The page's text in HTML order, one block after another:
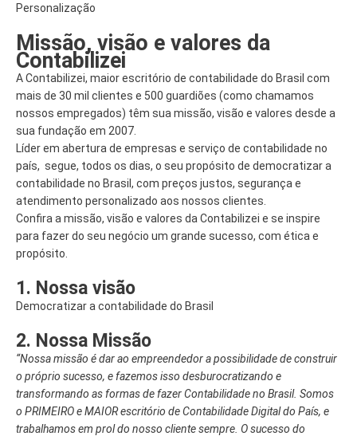
Personalização
Missão, visão e valores da
Contabilizei
A Contabilizei, maior escritório de contabilidade do Brasil com
mais de 30 mil clientes e 500 guardiões (como chamamos
nossos empregados) têm sua missão, visão e valores desde a
sua fundação em 2007.
Líder em abertura de empresas e serviço de contabilidade no
país, segue, todos os dias, o seu propósito de democratizar a
contabilidade no Brasil, com preços justos, segurança e
atendimento personalizado aos nossos clientes.
Confira a missão, visão e valores da Contabilizei e se inspire
para fazer do seu negócio um grande sucesso, com ética e
propósito.
1. Nossa visão
Democratizar a contabilidade do Brasil
2. Nossa Missão
“Nossa missão é dar ao empreendedor a possibilidade de construir
o próprio sucesso, e fazemos isso desburocratizando e
transformando as formas de fazer Contabilidade no Brasil. Somos
o PRIMEIRO e MAIOR escritório de Contabilidade Digital do País, e
trabalhamos em prol do nosso cliente sempre. O sucesso do